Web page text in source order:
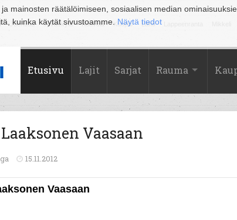
mainosten räätälöimiseen, sosiaalisen median
kuinka käytät sivustoamme. Näytä tiedot
Joensuu Jyväskylä Kouvola Kuopio Lahti
Etusivu Lajit Sarjat Rauma
Vaasaan
15.11.2012
Vaasaan